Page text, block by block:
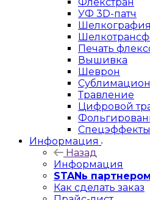
УФ 3D-патч
Шелкография
Печать
Вышивка
Шеврон
Травление
Цифровой
Спецэффекты
Информация
Назад
Информация
STANь партнером
Как сделать заказ